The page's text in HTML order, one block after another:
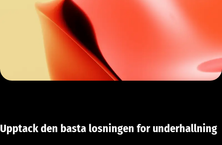
Upptack den basta losningen for underhallning